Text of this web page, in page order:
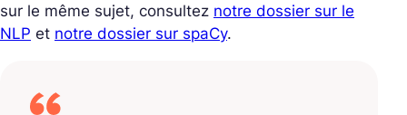
sur le même sujet, consultez notre dossier sur le
NLP et notre dossier sur spaCy.